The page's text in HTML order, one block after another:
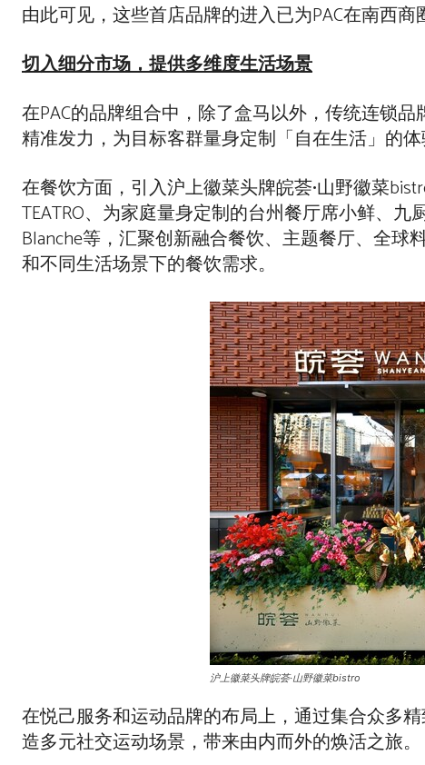
由此可见，这些首店品牌的进入已为PAC在南西
切入细分市场，提供多维度生活场景
在PAC的品牌组合中，除了盒马以外，传统连锁
精准发力，为目标客群量身定制「自在生活」的体
在餐饮方面，引入沪上徽菜头牌皖荟•山野徽菜
TEATRO、为家庭量身定制的台州餐厅席小鲜、
Blanche等，汇聚创新融合餐饮、主题餐厅、全
和不同生活场景下的餐饮需求。
沪上徽菜头牌皖荟·山野徽菜bistro
在悦己服务和运动品牌的布局上，通过集合众多
造多元社交运动场景，带来由内而外的焕活之旅。